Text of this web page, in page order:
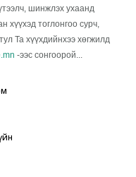
шинжлэх ухаанд
хүүхэд тоглонгоо сурч,
Та хүүхдийнхээ хөгжилд
-ээс сонгоорой...